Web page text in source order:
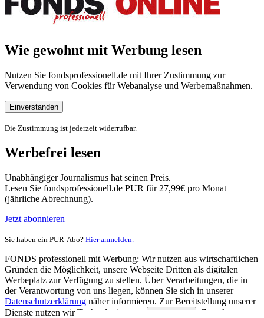
Wie gewohnt mit Werbung lesen
Nutzen Sie fondsprofessionell.de mit Ihrer Zustimmung zur
Verwendung von Cookies für Webanalyse und Werbemaßnahmen.
Einverstanden
Die Zustimmung ist jederzeit widerrufbar.
Werbefrei lesen
Unabhängiger Journalismus hat seinen Preis.
Lesen Sie fondsprofessionell.de PUR für 27,99€ pro Monat
(jährliche Abrechnung).
Jetzt abonnieren
Sie haben ein PUR-Abo? Hier anmelden.
FONDS professionell mit Werbung: Wir nutzen aus wirtschaftlichen
Gründen die Möglichkeit, unsere Webseite Dritten als digitalen
Werbeplatz zur Verfügung zu stellen. Über Verarbeitungen, die in
der Verantwortung von uns liegen, können Sie sich in unserer
Datenschutzerklärung näher informieren. Zur Bereitstellung unserer
Dienste nutzen wir Technologien von
Partnern (5)
. Zwecke: